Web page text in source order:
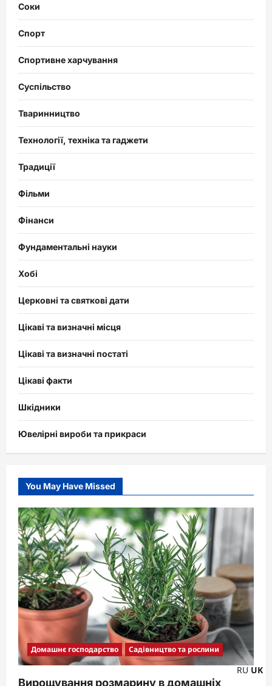
Соки
Спорт
Спортивне харчування
Суспільство
Тваринництво
Технології, техніка та гаджети
Традиції
Фільми
Фінанси
Фундаментальні науки
Хобі
Церковні та святкові дати
Цікаві та визначні місця
Цікаві та визначні постаті
Цікаві факти
Шкідники
Ювелірні вироби та прикраси
You May Have Missed
Домашнє господарство Садівництво та рослини
Вирощування розмарину в домашніх
RU UK